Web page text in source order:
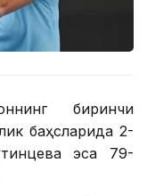
биринчи
баҳсларида 2-
эса 79-